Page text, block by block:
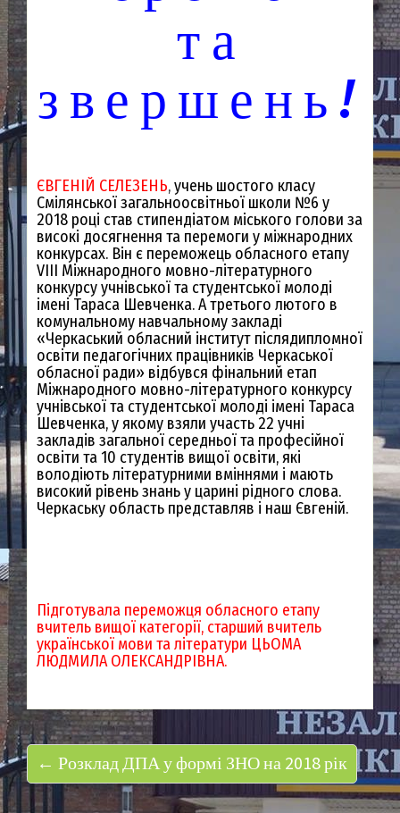
та
звершень!
ЄВГЕНІЙ СЕЛЕЗЕНЬ,учень шостого класу
Смілянської загальноосвітньої школи №6 у
2018 році став стипендіатом міського голови за
високі досягнення та перемоги у міжнародних
конкурсах. Він є переможець обласного етапу
VІІІ Міжнародного мовно-літературного
конкурсу учнівської та студентської молоді
імені Тараса Шевченка. А третього лютого в
комунальному навчальному закладі
«Черкаський обласний інститут післядипломної
освіти педагогічних працівників Черкаської
обласної ради» відбувся фінальний етап
Міжнародного мовно-літературного конкурсу
учнівської та студентської молоді імені Тараса
Шевченка, у якому взяли участь 22 учні
закладів загальної середньої та професійної
освіти та 10 студентів вищої освіти, які
володіють літературними вміннями і мають
високий рівень знань у царині рідного слова.
Черкаську область представляв і наш Євгеній.
Підготувала переможця обласного етапу
вчитель вищої категорії, старший вчитель
української мови та літератури ЦЬОМА
ЛЮДМИЛА ОЛЕКСАНДРІВНА.
← Розклад ДПА у формі ЗНО на 2018 рік